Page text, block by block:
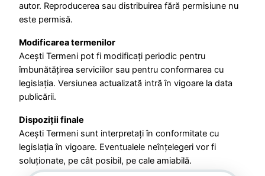
autor. Reproducerea sau distribuirea fără permisiune nu
este permisă.
Modificarea termenilor
Acești Termeni pot fi modificați periodic pentru
îmbunătățirea serviciilor sau pentru conformarea cu
legislația. Versiunea actualizată intră în vigoare la data
publicării.
Dispoziții finale
Acești Termeni sunt interpretați în conformitate cu
legislația în vigoare. Eventualele neînțelegeri vor fi
soluționate, pe cât posibil, pe cale amiabilă.